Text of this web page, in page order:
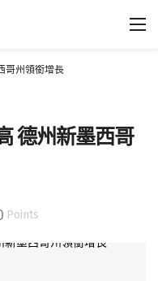
哥州領銜增長
德州新墨西哥
Points